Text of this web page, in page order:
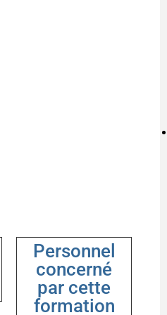
Personnel
concerné
par cette
formation